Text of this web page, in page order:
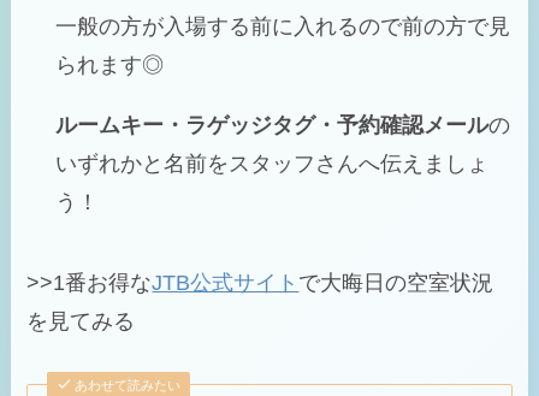
一般の方が入場する前に入れるので前の方で見
られます◎
ルームキー・ラゲッジタグ・予約確認メールの
いずれかと名前をスタッフさんへ伝えましょ
う！
>>1番お得なJTB公式サイト で大晦日の空室状況
を見てみる
あわせて読みたい